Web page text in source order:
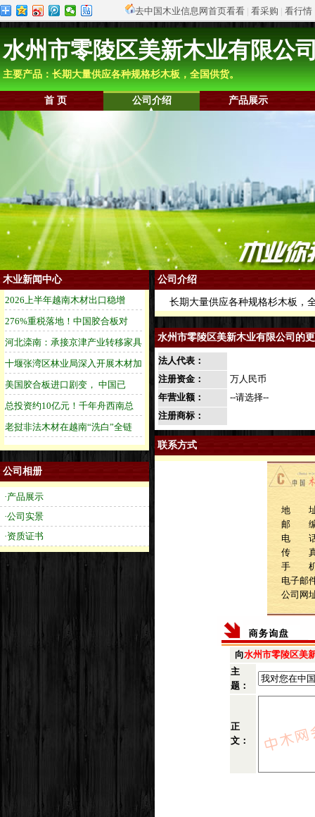
去中国木业信息网首页看看 | 看采购 | 看行情
水州市零陵区美新木业有限公
主要产品：长期大量供应各种规格杉木板，全国供货。
首 页 公司介绍 产品展示
木业新闻中心
公司相册
·产品展示
·公司实景
·资质证书
公司介绍
长期大量供应各种规格杉木板，
水州市零陵区美新木业有限公司的
法人代表：
注册资金：
万人民币
年营业额：
--请选择--
注册商标：
联系方式
地 址
邮 编
电 话
传 真
手 机
电子邮
公司网
向水州市零陵区美
主
题：
正
文：